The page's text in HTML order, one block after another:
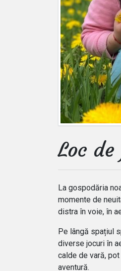
Loc
La gospodăria
momente de
distra în voie, în
Pe lângă spațiul
diverse jocuri în
calde de vară,
aventură.